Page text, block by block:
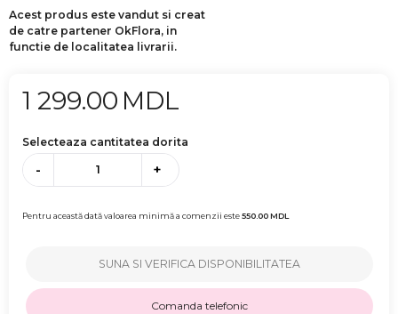
Acest produs este vandut si creat
de catre partener OkFlora, in
functie de localitatea livrarii.
1 299.00 MDL
Selecteaza cantitatea dorita
- +
Pentru această dată valoarea minimă a comenzii este550.00MDL
SUNA SI VERIFICA DISPONIBILITATEA
Comanda telefonic